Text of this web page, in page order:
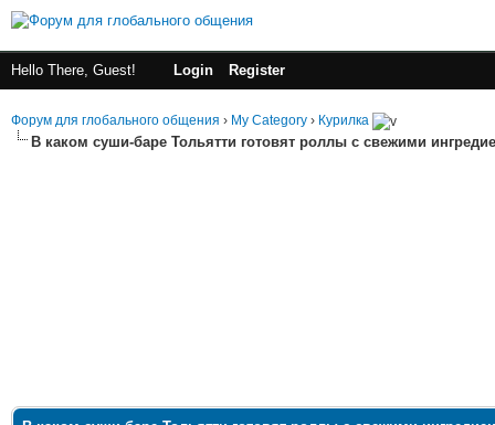
Hello There, Guest! Login Register
Форум для глобального общения › My Category › Курилка
В каком суши-баре Тольятти готовят роллы с свежими